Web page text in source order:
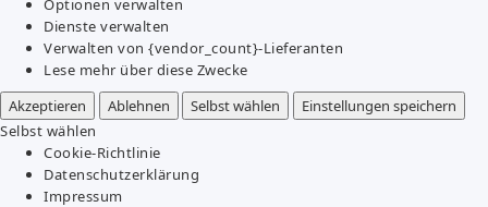
Optionen verwalten
Dienste verwalten
Verwalten von {vendor_count}-Lieferanten
Lese mehr über diese Zwecke
Akzeptieren
Ablehnen Selbst wählen
Einstellungen speichern
Selbst wählen
Cookie-Richtlinie
Datenschutzerklärung
Impressum